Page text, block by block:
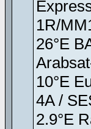
1R/
26°E
10°E
4A /
2.9°E